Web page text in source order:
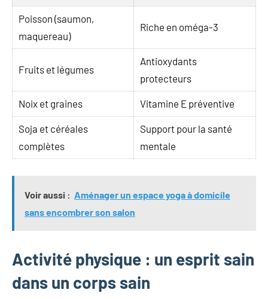
Poisson (saumon,
maquereau)
Riche en oméga-3
Fruits et légumes
Antioxydants
protecteurs
Noix et graines Vitamine E préventive
Soja et céréales
complètes
Support pour la santé
mentale
Voir aussi : Aménager un espace yoga à domicile
sans encombrer son salon
Activité physique : un esprit sain
dans un corps sain